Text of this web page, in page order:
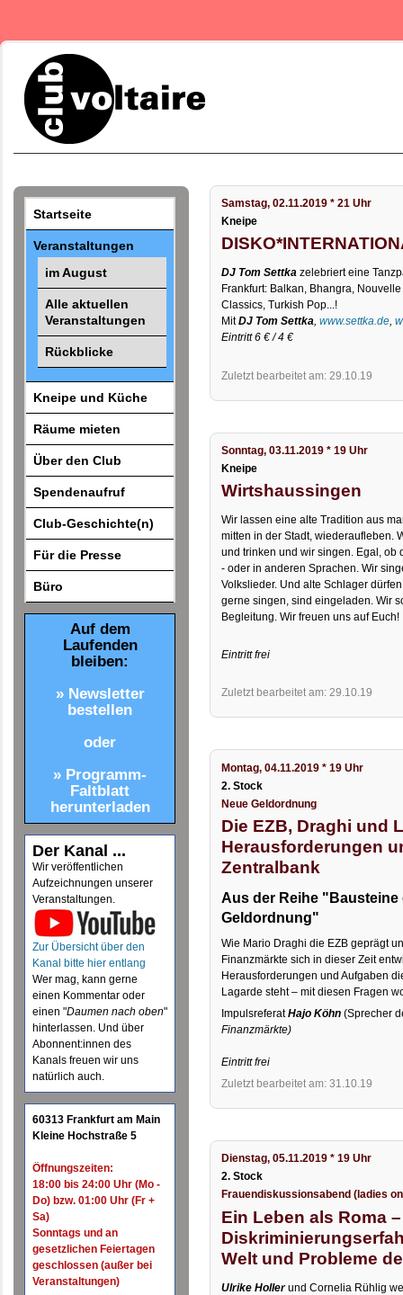
Startseite
Veranstaltungen
im August
Alle aktuellen
Veranstaltungen
Rückblicke
Kneipe und Küche
Räume mieten
Über den Club
Spendenaufruf
Club-Geschichte(n)
Für die Presse
Büro
Auf dem
Laufenden
bleiben:
» Newsletter
bestellen
oder
» Programm-
Faltblatt
herunterladen
Der Kanal ...
Wir veröffentlichen
Aufzeichnungen unserer
Veranstaltungen.
Zur Übersicht über den
Kanal bitte hier entlang
Wer mag, kann gerne
einen Kommentar oder
einen "Daumen nach oben"
hinterlassen. Und über
Abonnent:innen des
Kanals freuen wir uns
natürlich auch.
60313 Frankfurt am Main
Kleine Hochstraße 5
Öffnungszeiten:
18:00 bis 24:00 Uhr (Mo -
Do) bzw. 01:00 Uhr (Fr +
Sa)
Sonntags und an
gesetzlichen Feiertagen
geschlossen (außer bei
Veranstaltungen)
Samstag, 02.11.2019 * 21 Uhr
Kneipe
DJ Tom Settkazelebriert eine
Frankfurt: Balkan, Bhangra,
Classics, Turkish Pop...!
MitDJ Tom Settka,www.settka.de,
Eintritt 6 € / 4 €
Zuletzt bearbeitet am: 29.10.19
Sonntag, 03.11.2019 * 19 Uhr
Kneipe
Wirtshaussingen
Wir lassen eine alte Tradition aus
mitten in der Stadt, wiederaufleben.
und trinken und wir singen. Egal, ob
- oder in anderen Sprachen. Wir
Volkslieder. Und alte Schlager
gerne singen, sind eingeladen. Wir
Begleitung. Wir freuen uns auf Euch!
Eintritt frei
Zuletzt bearbeitet am: 29.10.19
Montag, 04.11.2019 * 19 Uhr
2. Stock
Neue Geldordnung
Die EZB, Draghi und
Herausforderungen
Zentralbank
Aus der Reihe "Bausteine
Geldordnung"
Wie Mario Draghi die EZB geprägt
Finanzmärkte sich in dieser Zeit
Herausforderungen und Aufgaben
Lagarde steht – mit diesen Fragen
ImpulsreferatHajo Köhn(Sprecher
Finanzmärkte)
Eintritt frei
Zuletzt bearbeitet am: 31.10.19
Dienstag, 05.11.2019 * 19 Uhr
2. Stock
Frauendiskussionsabend (ladies
Ein Leben als Roma –
Welt und Probleme
Ulrike Hollerund Cornelia Rühlig